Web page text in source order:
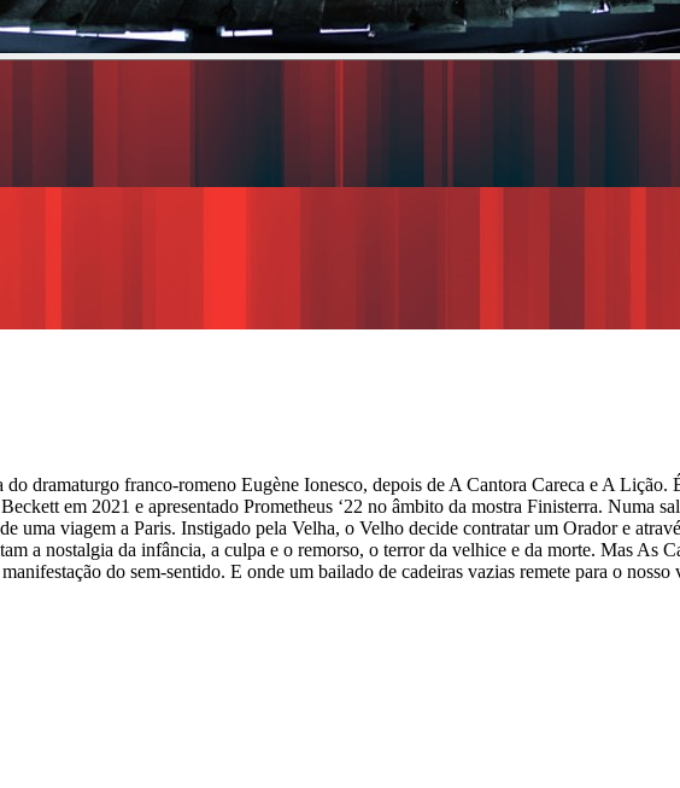
dramaturgo franco-romeno Eugène Ionesco, depois de A Cantora Careca e A
em 2021 e apresentado Prometheus ‘22 no âmbito da mostra Finisterra. Numa
uma viagem a Paris. Instigado pela Velha, o Velho decide contratar um Orador e
a nostalgia da infância, a culpa e o remorso, o terror da velhice e da morte. Mas As
do sem-sentido. E onde um bailado de cadeiras vazias remete para o nosso